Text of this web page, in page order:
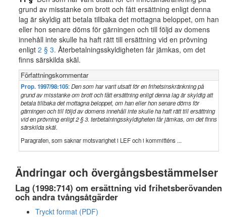
grund av misstanke om brott och fått ersättning enligt denna
lag är skyldig att betala tillbaka det mottagna beloppet, om han
eller hon senare döms för gärningen och till följd av domens
innehåll inte skulle ha haft rätt till ersättning vid en prövning
enligt 2 § 3. Återbetalningsskyldigheten får jämkas, om det
finns särskilda skäl.
Författningskommentar
Prop. 1997/98:105:Den som har varit utsatt för en frihetsinskränkning på
grund av misstanke om brott och fått ersättning enligt denna lag är skyldig att
betala tillbaka det mottagna beloppet, om han eller hon senare döms för
gärningen och till följd av domens innehåll inte skulle ha haft rätt till ersättning
vid en prövning enligt 2 § 3. terbetalningsskyldigheten får jämkas, om det finns
särskilda skäl.
Paragrafen, som saknar motsvarighet i LEF och i kommitténs ...
Ändringar och övergångsbestämmelser
Lag (1998:714) om ersättning vid frihetsberövanden
och andra tvångsåtgärder
Tryckt format (PDF)